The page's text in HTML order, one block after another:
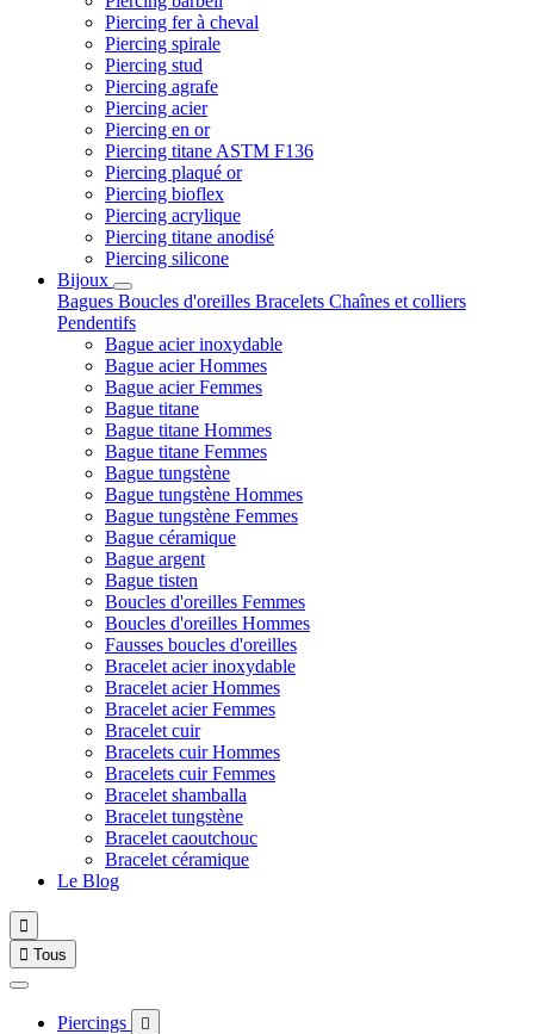
Piercing fer à cheval
Piercing spirale
Piercing stud
Piercing agrafe
Piercing acier
Piercing en or
Piercing titane ASTM F136
Piercing plaqué or
Piercing bioflex
Piercing acrylique
Piercing titane anodisé
Piercing silicone
Bijoux
Bagues Boucles d'oreilles Bracelets Chaînes et colliers
Pendentifs
Bague acier inoxydable
Bague acier Hommes
Bague acier Femmes
Bague titane
Bague titane Hommes
Bague titane Femmes
Bague tungstène
Bague tungstène Hommes
Bague tungstène Femmes
Bague céramique
Bague argent
Bague tisten
Boucles d'oreilles Femmes
Boucles d'oreilles Hommes
Fausses boucles d'oreilles
Bracelet acier inoxydable
Bracelet acier Hommes
Bracelet acier Femmes
Bracelet cuir
Bracelets cuir Hommes
Bracelets cuir Femmes
Bracelet shamballa
Bracelet tungstène
Bracelet caoutchouc
Bracelet céramique
Le Blog

 Tous
Piercings 